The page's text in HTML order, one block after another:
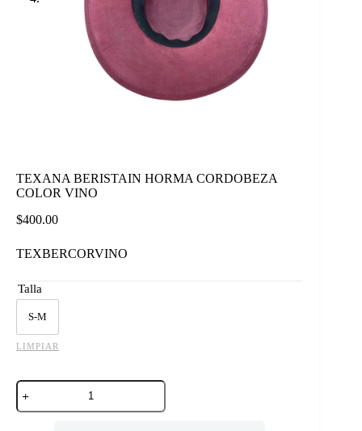
TEXANA BERISTAIN HORMA CORDOBEZA
COLOR VINO
$400.00
TEXBERCORVINO
Talla
S-M
LIMPIAR
TEXANA
BERISTAIN
HORMA